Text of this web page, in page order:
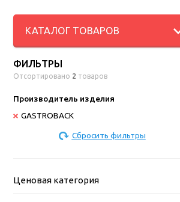
КАТАЛОГ ТОВАРОВ
ФИЛЬТРЫ
Отсортировано 2 товаров
Производитель изделия
GASTROBACK
Сбросить фильтры
Ценовая категория